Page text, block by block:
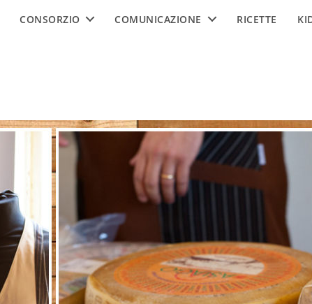
CONSORZIO COMUNICAZIONE RICETTE